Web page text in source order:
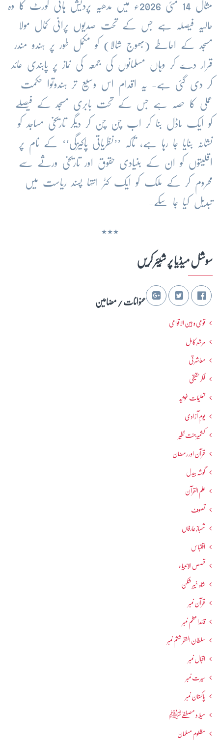
مثال 14 مئی 2026ء میں مدھیہ پردیش ہائی کورٹ کا وہ
حالیہ فیصلہ ہے جس کے تحت صدیوں پرانی کمال مولا
مسجد کے احاطے (بھوج شالا) کو مکمل طور پر ہندو مندر
قرار دے کر وہاں مسلمانوں کی جمعہ کی نماز پر پابندی عائد
کر دی گئی ہے- یہ اقدام اس وسیع تر ہندوتوا حکمت
عملی کا حصہ ہے جس کے تحت بابری مسجد کے فیصلے
کو ایک ماڈل بنا کر اب چن چن کر دیگر تاریخی مساجد کو
نشانہ بنایا جا رہا ہے، تاکہ ’’نظریاتی پاکیزگی‘‘ کے نام پر
اقلیتوں کو ان کے بنیادی حقوق اور تاریخی ورثے سے
محروم کر کے ملک کو ایک کٹر انتہا پسند ریاست میں
تبدیل کیا جا سکے-
٭٭٭
سوشل میڈیا پر شِیئر کریں
عنوانات / مضامین
قومی و بین الاقوامی
مرشدِ کامل
معاشرتی
فکرحقیقی
تعلیمات غوثیہ
یومِ آزادی
کشمیرجنت نظیر
قرآن اور رمضان
گوشہ بیدل
علم القرآن
تصوف
شھبازِ عارفاں
اقتباس
قصص الانبیاء
شاہ خیبر شکن
قرآن نمبر
قائداعظم نمبر
سلطان الفقر ششم نمبر
اقبال نمبر
سیرت نمبر
پاکستان نمبر
میلاد مصطفےٰﷺ
مظلوم مسلمان